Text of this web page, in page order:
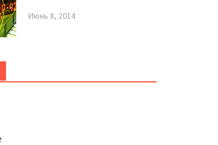
Июнь 8, 2014